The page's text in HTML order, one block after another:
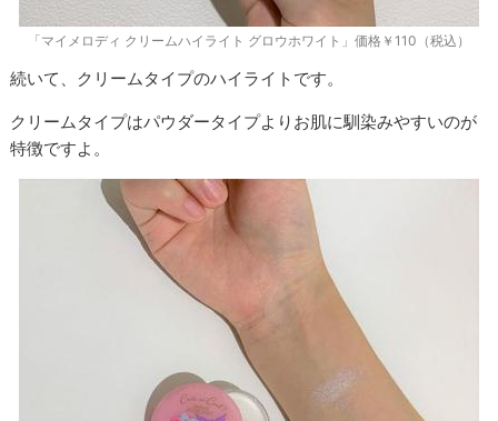
「マイメロディ クリームハイライト グロウホワイト」価格￥110（税込）
続いて、クリームタイプのハイライトです。
クリームタイプはパウダータイプよりお肌に馴染みやすいのが
特徴ですよ。